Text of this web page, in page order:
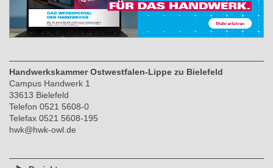
Handwerkskammer Ostwestfalen-Lippe zu Bielefeld
Campus Handwerk 1
33613 Bielefeld
Telefon 0521 5608-0
Telefax 0521 5608-195
hwk@hwk-owl.de